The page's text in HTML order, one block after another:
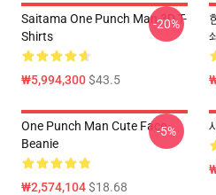
Saitama One Punch Man 3D T-
Shirts
₩5,994,300$43.5
-20%
One Punch Man Cute Face
Beanie
₩2,574,104$18.68
-5%